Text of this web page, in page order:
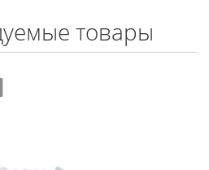
товары
>100 шт